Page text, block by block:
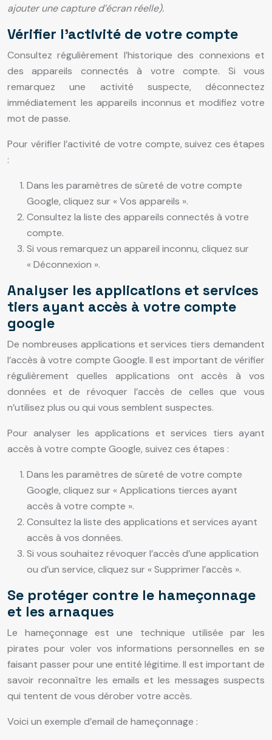
ajouter une capture d’écran réelle).
Vérifier l’activité de votre compte
Consultez régulièrement l’historique des connexions et
des appareils connectés à votre compte. Si vous
remarquez une activité suspecte, déconnectez
immédiatement les appareils inconnus et modifiez votre
mot de passe.
Pour vérifier l’activité de votre compte, suivez ces étapes
:
Dans les paramètres de sûreté de votre compte
Google, cliquez sur « Vos appareils ».
Consultez la liste des appareils connectés à votre
compte.
Si vous remarquez un appareil inconnu, cliquez sur
« Déconnexion ».
Analyser les applications et services
tiers ayant accès à votre compte
google
De nombreuses applications et services tiers demandent
l’accès à votre compte Google. Il est important de vérifier
régulièrement quelles applications ont accès à vos
données et de révoquer l’accès de celles que vous
n’utilisez plus ou qui vous semblent suspectes.
Pour analyser les applications et services tiers ayant
accès à votre compte Google, suivez ces étapes :
Dans les paramètres de sûreté de votre compte
Google, cliquez sur « Applications tierces ayant
accès à votre compte ».
Consultez la liste des applications et services ayant
accès à vos données.
Si vous souhaitez révoquer l’accès d’une application
ou d’un service, cliquez sur « Supprimer l’accès ».
Se protéger contre le hameçonnage
et les arnaques
Le hameçonnage est une technique utilisée par les
pirates pour voler vos informations personnelles en se
faisant passer pour une entité légitime. Il est important de
savoir reconnaître les emails et les messages suspects
qui tentent de vous dérober votre accès.
Voici un exemple d’email de hameçonnage :